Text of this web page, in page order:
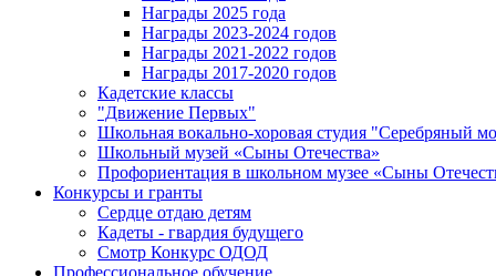
Награды 2025 года
Награды 2023-2024 годов
Награды 2021-2022 годов
Награды 2017-2020 годов
Кадетские классы
"Движение Первых"
Школьная вокально-хоровая студия "Серебряный
Школьный музей «Сыны Отечества»
Профориентация в школьном музее «Сыны
Конкурсы и гранты
Сердце отдаю детям
Кадеты - гвардия будущего
Смотр Конкурс ОДОД
Профессиональное обучение